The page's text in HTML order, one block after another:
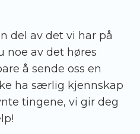
del av det vi har på
noe av det høres
å sende oss en
ha særlig kjennskap
tingene, vi gir deg